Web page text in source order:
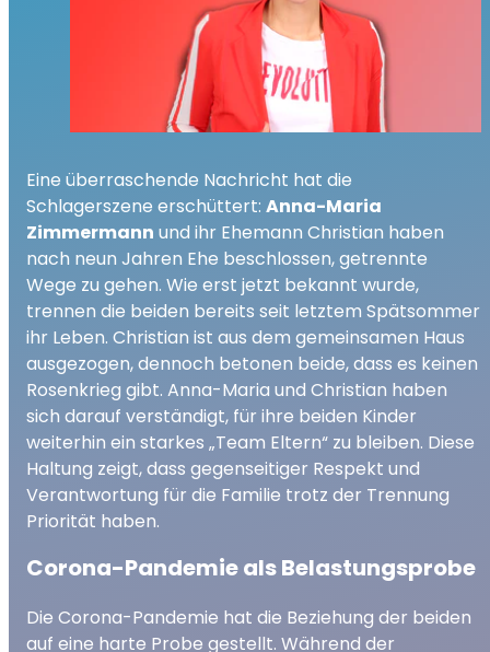
Eine überraschende Nachricht hat die
Schlagerszene erschüttert: Anna-Maria
Zimmermann und ihr Ehemann Christian haben
nach neun Jahren Ehe beschlossen, getrennte
Wege zu gehen. Wie erst jetzt bekannt wurde,
trennen die beiden bereits seit letztem Spätsommer
ihr Leben. Christian ist aus dem gemeinsamen Haus
ausgezogen, dennoch betonen beide, dass es keinen
Rosenkrieg gibt. Anna-Maria und Christian haben
sich darauf verständigt, für ihre beiden Kinder
weiterhin ein starkes „Team Eltern“ zu bleiben. Diese
Haltung zeigt, dass gegenseitiger Respekt und
Verantwortung für die Familie trotz der Trennung
Priorität haben.
Corona-Pandemie als Belastungsprobe
Die Corona-Pandemie hat die Beziehung der beiden
auf eine harte Probe gestellt. Während der